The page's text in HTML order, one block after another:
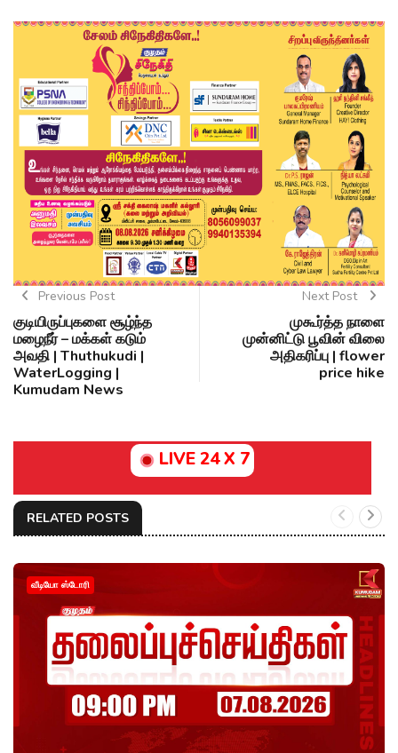
Previous Post
குடியிருப்புகளை சூழ்ந்த
மழைநீர் – மக்கள் கடும்
அவதி | Thuthukudi |
WaterLogging |
Kumudam News
Next Post
முகூர்த்த நாளை
முன்னிட்டு பூவின் விலை
அதிகரிப்பு | flower
price hike
LIVE 24 X 7
RELATED POSTS
வீடியோ ஸ்டோரி